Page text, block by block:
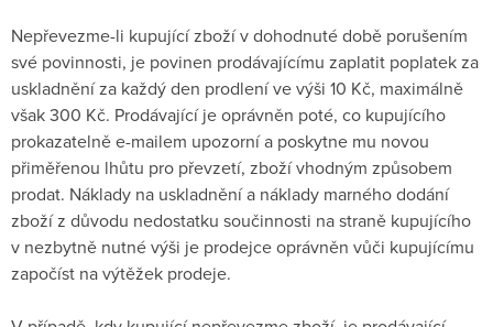
Nepřevezme-li kupující zboží v dohodnuté době porušením
své povinnosti, je povinen prodávajícímu zaplatit poplatek za
uskladnění za každý den prodlení ve výši 10 Kč, maximálně
však 300 Kč. Prodávající je oprávněn poté, co kupujícího
prokazatelně e-mailem upozorní a poskytne mu novou
přiměřenou lhůtu pro převzetí, zboží vhodným způsobem
prodat. Náklady na uskladnění a náklady marného dodání
zboží z důvodu nedostatku součinnosti na straně kupujícího
v nezbytně nutné výši je prodejce oprávněn vůči kupujícímu
započíst na výtěžek prodeje.